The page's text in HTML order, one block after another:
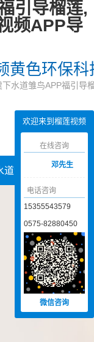
引导榴莲,
频APP导
黄色环保
水道雏鸟APP福引
道雏鸟APP
福引导榴莲
管道
APP
欢迎来到榴莲视频
黄色网站
在线咨询
邓先生
电话咨询
15355543579
0575-82880450
微信咨询